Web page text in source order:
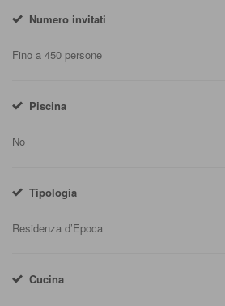
Numero invitati
Fino a 450 persone
Piscina
No
Tipologia
Residenza d’Epoca
Cucina